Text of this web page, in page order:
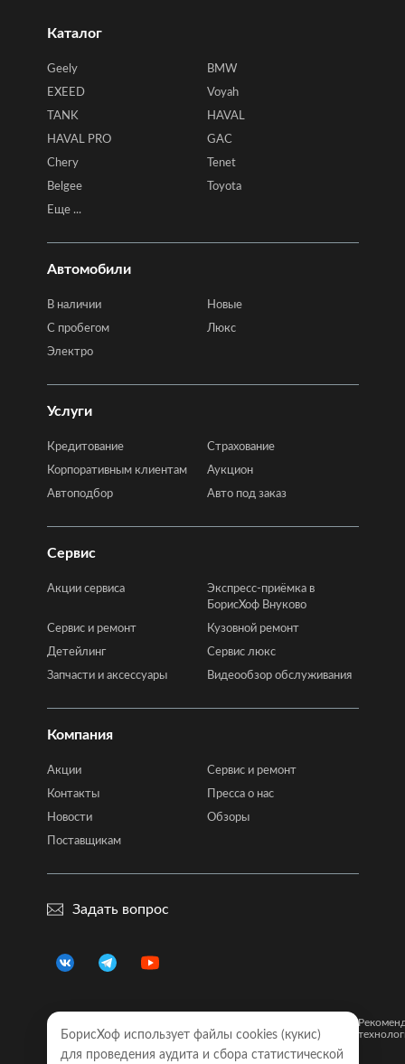
Каталог
Geely
BMW
EXEED
Voyah
TANK
HAVAL
HAVAL PRO
GAC
Chery
Tenet
Belgee
Toyota
Еще ...
Автомобили
В наличии
Новые
C пробегом
Люкс
Электро
Услуги
Кредитование
Страхование
Корпоративным клиентам
Аукцион
Автоподбор
Авто под заказ
Сервис
Акции сервиса
Экспресс-приёмка в
БорисХоф Внуково
Сервис и ремонт
Кузовной ремонт
Детейлинг
Сервис люкс
Запчасти и аксессуары
Видеообзор обслуживания
Компания
Акции
Сервис и ремонт
Контакты
Пресса о нас
Новости
Обзоры
Поставщикам
Задать вопрос
Правовая
информация
конфиденциальности
сайта
БорисХоф использует файлы cookies (кукиc)
для проведения аудита и сбора статистической